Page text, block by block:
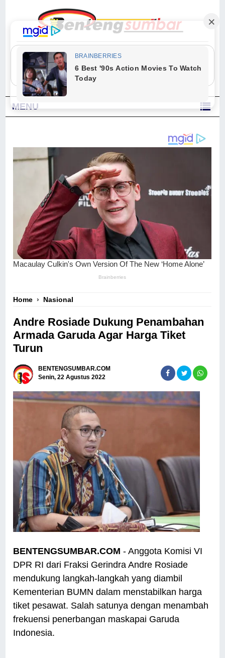
"Sesungguhnya Allah dan para malaikat-Nya berselawat untuk Nabi.
Wahai orang-orang yang beriman, berselawatlah kamu untuk Nabi dan
ucapkanlah salam dengan penuh penghormatan kepadanya." (Qs. Al
Ahzab Ayat 56)
MENU
Home › Nasional
Andre Rosiade Dukung Penambahan
Armada Garuda Agar Harga Tiket
Turun
BENTENGSUMBAR.COM
Senin, 22 Agustus 2022
BENTENGSUMBAR.COM - Anggota Komisi VI
DPR RI dari Fraksi Gerindra Andre Rosiade
mendukung langkah-langkah yang diambil
Kementerian BUMN dalam menstabilkan harga
tiket pesawat. Salah satunya dengan menambah
frekuensi penerbangan maskapai Garuda
Indonesia.